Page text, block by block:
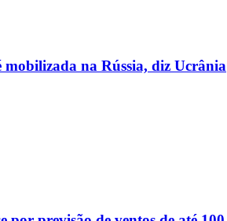
mobilizada na Rússia, diz Ucrânia